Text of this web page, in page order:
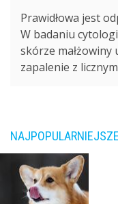
Prawidłowa jest
W badaniu
skórze małżowiny
zapalenie z
NAJPOPULARNIEJSZE